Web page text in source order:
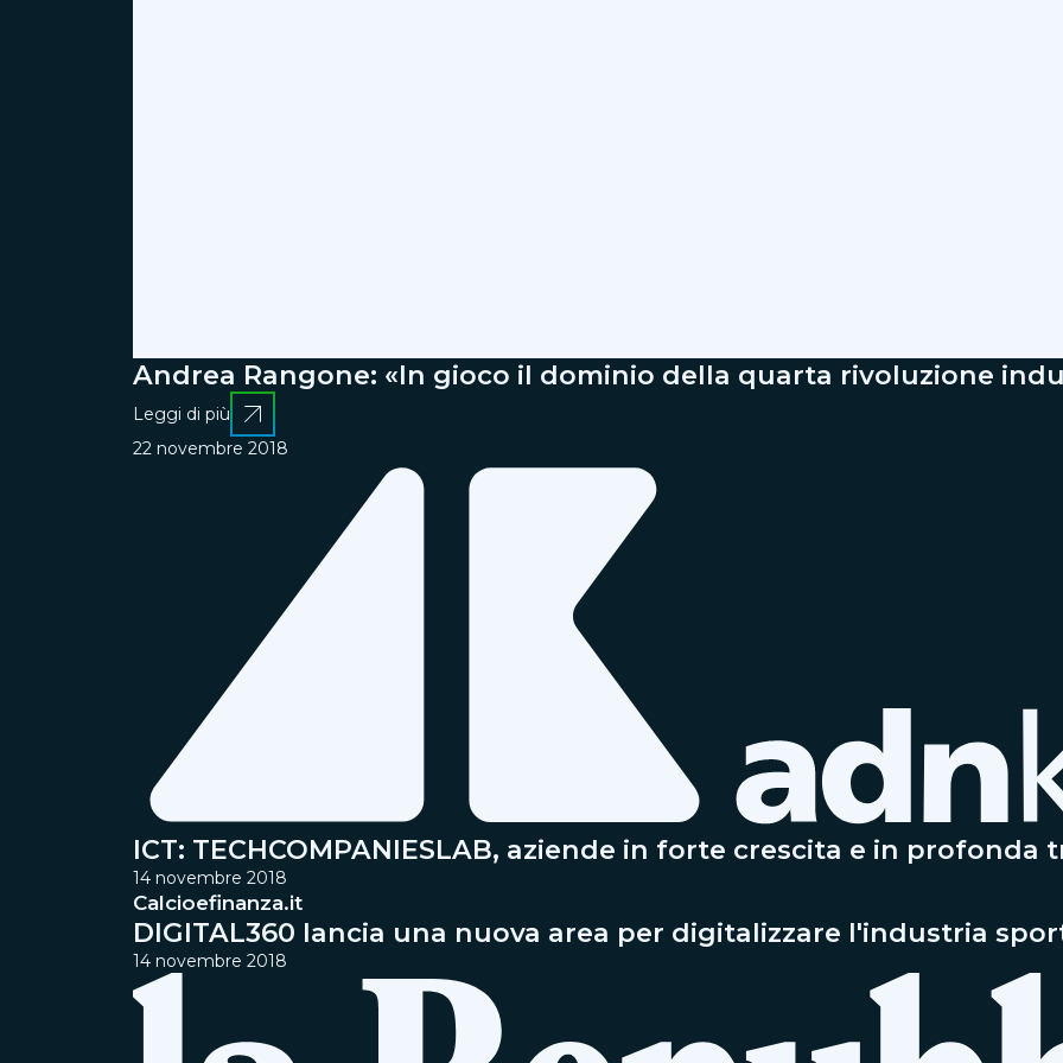
Andrea Rangone: «In gioco il dominio della quarta rivoluzione
Leggi di più
22 novembre 2018
ICT: TECHCOMPANIESLAB, aziende in forte crescita e in profonda
14 novembre 2018
Calcioefinanza.it
DIGITAL360 lancia una nuova area per digitalizzare l'industria
14 novembre 2018